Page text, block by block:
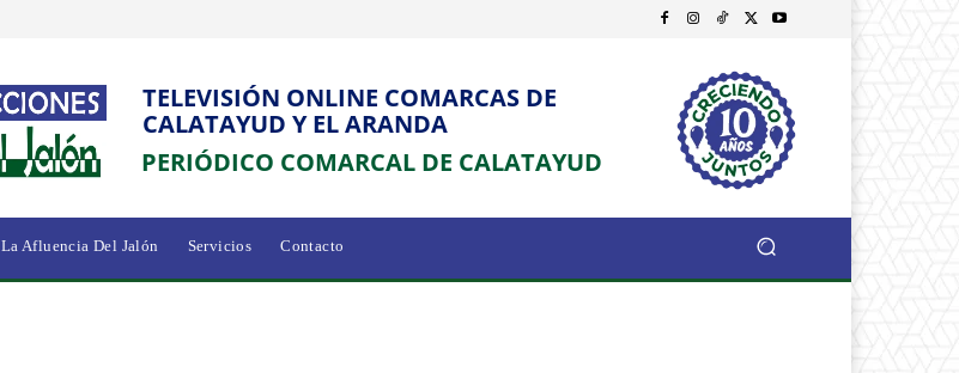
TELEVISIÓN ONLINE COMARCAS DE
CALATAYUD Y EL ARANDA
PERIÓDICO COMARCAL DE CALATAYUD
La Afluencia Del Jalón Servicios Contacto